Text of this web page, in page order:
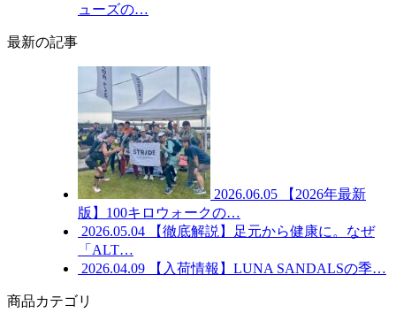
ューズの…
最新の記事
2026.06.05
【2026年最新
版】100キロウォークの…
2026.05.04
【徹底解説】足元から健康に。なぜ
「ALT…
2026.04.09
【入荷情報】LUNA SANDALSの季…
商品カテゴリ